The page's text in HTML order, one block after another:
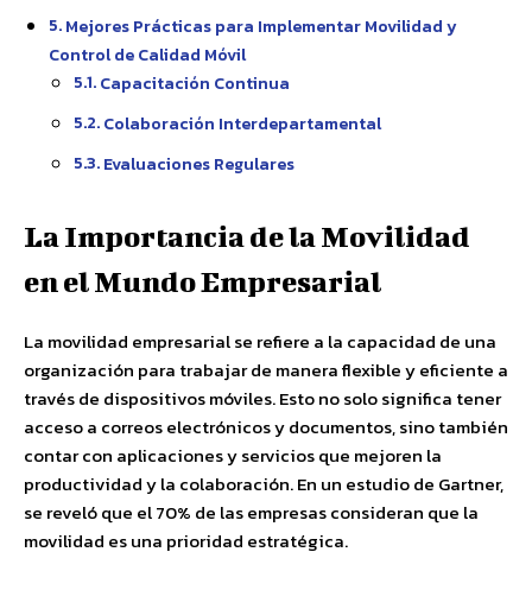
Mejores Prácticas para Implementar Movilidad y
Control de Calidad Móvil
Capacitación Continua
Colaboración Interdepartamental
Evaluaciones Regulares
La Importancia de la Movilidad
en el Mundo Empresarial
La movilidad empresarial se refiere a la capacidad de una
organización para trabajar de manera flexible y eficiente a
través de dispositivos móviles. Esto no solo significa tener
acceso a correos electrónicos y documentos, sino también
contar con aplicaciones y servicios que mejoren la
productividad y la colaboración. En un estudio de Gartner,
se reveló que el 70% de las empresas consideran que la
movilidad es una prioridad estratégica.